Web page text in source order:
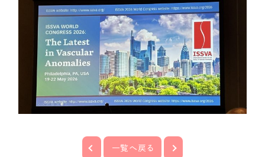
リンパ管奇形
静脈奇形
動静脈奇形
混合型脈管奇形
薬について
シロリムス以外の
分子標的薬
©2023 難治性血管腫・血管奇形 薬物療法研究班.
一覧へ戻る